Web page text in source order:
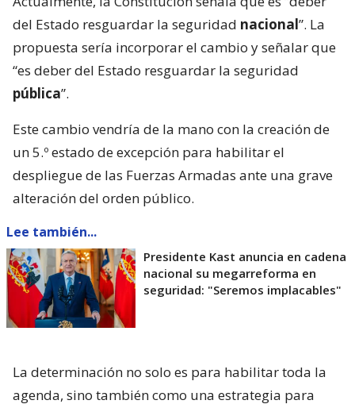
del Estado resguardar la seguridad nacional”. La
propuesta sería incorporar el cambio y señalar que
“es deber del Estado resguardar la seguridad
pública”.
Este cambio vendría de la mano con la creación de
un 5.º estado de excepción para habilitar el
despliegue de las Fuerzas Armadas ante una grave
alteración del orden público.
Lee también...
Presidente Kast anuncia en cadena
nacional su megarreforma en
seguridad: "Seremos implacables"
La determinación no solo es para habilitar toda la
agenda, sino también como una estrategia para